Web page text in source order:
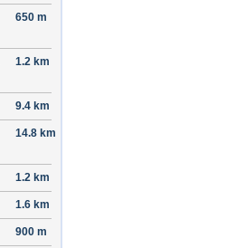
650 m
1.2 km
9.4 km
14.8 km
1.2 km
1.6 km
900 m